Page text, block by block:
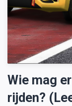
Wie mag
rijden?